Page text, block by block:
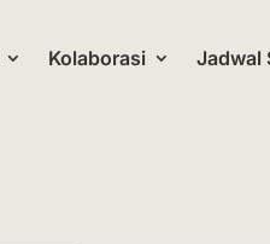
Kolaborasi Jadwal